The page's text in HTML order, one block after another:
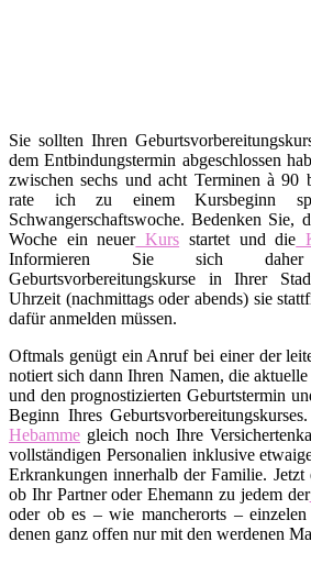
Sie sollten Ihren
dem Entbindungstermin abgeschlossen
zwischen sechs und acht Terminen à 90
rate ich zu einem Kursbeginn
Schwangerschaftswoche. Bedenken Sie,
Woche ein neuerKurs startet und die
Informieren Sie sich
Geburtsvorbereitungskurse in Ihrer
Uhrzeit (nachmittags oder abends) sie
dafür anmelden müssen.
Oftmals genügt ein Anruf bei einer der
notiert sich dann Ihren Namen, die
und den prognostizierten Geburtstermin
Beginn Ihres
Hebamme gleich noch Ihre
vollständigen Personalien inklusive
Erkrankungen innerhalb der Familie. Jetzt
ob Ihr Partner oder Ehemann zu jedem der
oder ob es – wie mancherorts –
denen ganz offen nur mit den werdenen